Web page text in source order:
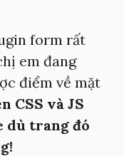
form rất
em đang
điểm về mặt
CSS và JS
dù trang đó